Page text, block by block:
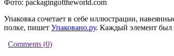
Фото: packagingoftheworld.com
Упаковка сочетает в себе иллюстрации,
полке, пишет Упаковано.ру. Каждый элемент был
Comments (0)